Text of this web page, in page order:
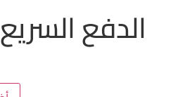
الدفع